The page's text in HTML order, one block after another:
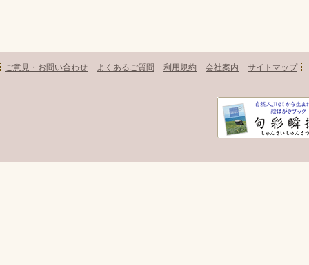
ご意見・お問い合わせ よくあるご質問 利用規約 会社案内 サイトマップ